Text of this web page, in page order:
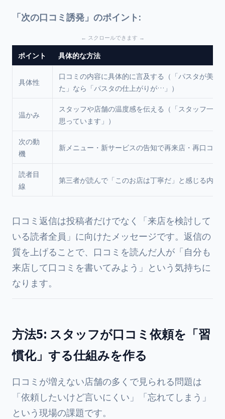
「次の口コミ誘発」のポイント:
ポイント 具体的な方法
具体性
口コミの内容に具体的に言及する（「パスタが美味
た」なら「パスタの仕上がりが…」）
温かみ
スタッフや店舗の温度感を伝える（「スタッフ一同
思っています」）
次の動
機
新メニュー・新サービスの告知で再来店・再口コミ
読者目
線
第三者が読んで「このお店は丁寧だ」と感じる内容
口コミ返信は投稿者だけでなく「来店を検討して
いる読者全員」に向けたメッセージです。返信の
質を上げることで、口コミを読んだ人が「自分も
来店して口コミを書いてみよう」という気持ちに
なります。
方法5: スタッフが口コミ依頼を「習
慣化」する仕組みを作る
口コミが増えない店舗の多くで見られる問題は
「依頼したいけど言いにくい」「忘れてしまう」
という現場の課題です。